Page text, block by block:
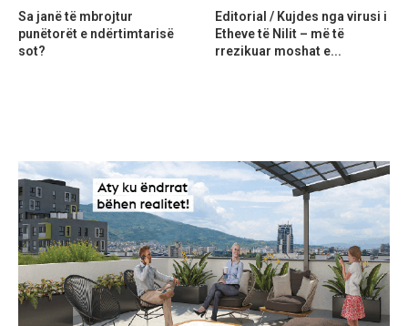
Sa janë të mbrojtur
punëtorët e ndërtimtarisë
sot?
Editorial / Kujdes nga virusi i
Etheve të Nilit – më të
rrezikuar moshat e...